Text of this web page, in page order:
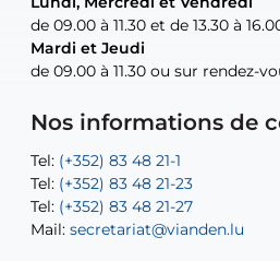
de 09.00 à 11.30 et de 13.30 à
Mardi et Jeudi
de 09.00 à 11.30 ou sur rendez-
Nos informations de
Tel: (+352) 83 48 21-1
Tel: (+352) 83 48 21-23
Tel: (+352) 83 48 21-27
Mail: secretariat@vianden.lu
de 09.00 à 11.30 et de 13.30 à
Mardi et Jeudi
de 09.00 à 11.30 ou sur rendez-
Tel: (+352) 83 48 21-20
Tel: (+352) 83 48 21-22
Mail:sofia.carvalho@vianden.lu
Mail: diane.storn@vianden.lu
Mail:recette@vianden.lu
Tel:(+352) 83 48 21-31
Tel:Permanence (Fuite d’eau) :